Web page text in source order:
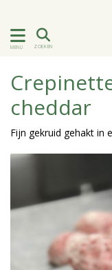
MENU ZOEKEN
cheddar
Fijn gekruid gehakt in